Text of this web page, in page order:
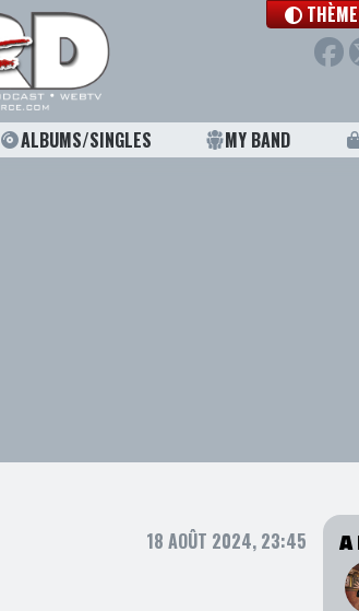
THÈME
ALBUMS/SINGLES MY BAND
18 AOÛT 2024, 23:45 A